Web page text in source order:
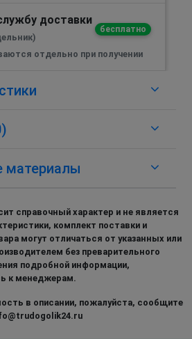
доставки
бесплатно
отдельно при получении
материалы
справочный характер и не является
комплект поставки и
могут отличаться от указанных или
без преварительного
подробной информации,
к менеджерам.
в описании, пожалуйста, сообщите